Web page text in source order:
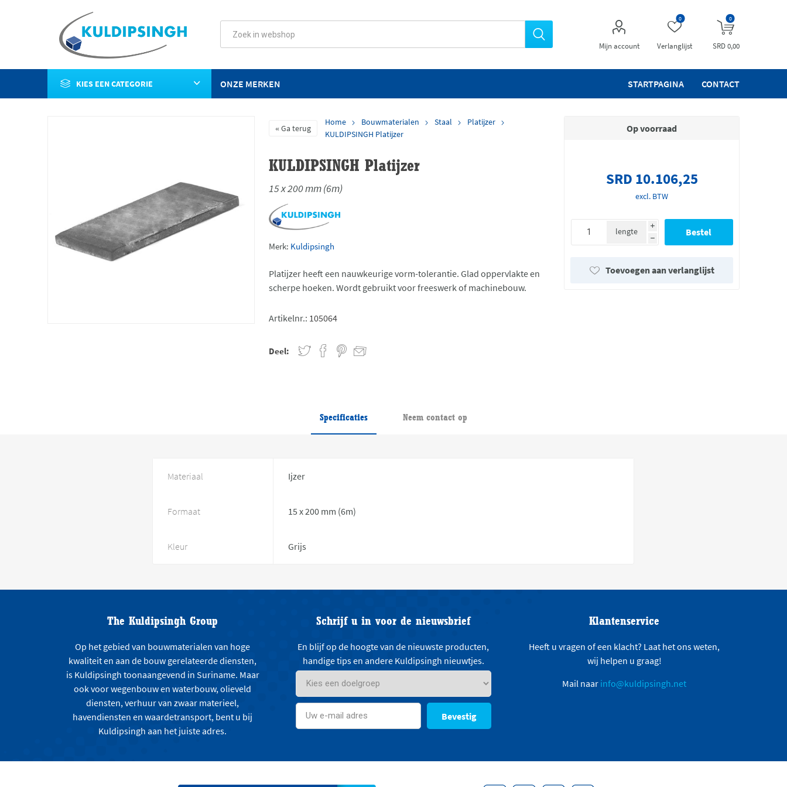
Mijn account Verlanglijst
0 0
SRD 0,00
KIES EEN CATEGORIE STARTPAGINA CONTACT
ONZE MERKEN
Ga terug
Home Bouwmaterialen Staal
Platijzer
KULDIPSINGH Platijzer
KULDIPSINGH Platijzer
15 x 200 mm (6m)
Merk: Kuldipsingh
Platijzer heeft een nauwkeurige vorm-tolerantie. Glad oppervlakte en
scherpe hoeken. Wordt gebruikt voor freeswerk of machinebouw.
Artikelnr.: 105064
Deel:
Op voorraad
SRD 10.106,25
excl. BTW
i
h
lengte
Toevoegen aan verlanglijst
Specificaties Neem contact op
Materiaal Ijzer
Formaat 15 x 200 mm (6m)
Kleur Grijs
The Kuldipsingh Group
Op het gebied van bouwmaterialen van hoge
kwaliteit en aan de bouw gerelateerde diensten,
is Kuldipsingh toonaangevend in Suriname. Maar
ook voor wegenbouw en waterbouw, olieveld
diensten, verhuur van zwaar materieel,
havendiensten en waardetransport, bent u bij
Kuldipsingh aan het juiste adres.
Schrijf u in voor de nieuwsbrief
En blijf op de hoogte van de nieuwste producten,
handige tips en andere Kuldipsingh nieuwtjes.
Bevestig
Klantenservice
Heeft u vragen of een klacht? Laat het ons weten,
wij helpen u graag!
Mail naar info@kuldipsingh.net